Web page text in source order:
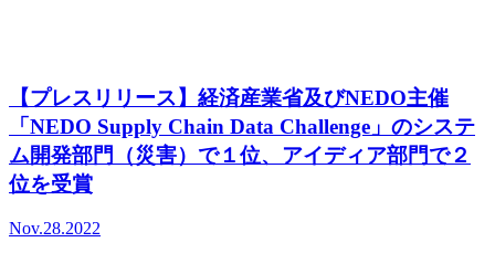
【プレスリリース】経済産業省及びNEDO主催
「NEDO Supply Chain Data Challenge」のシステ
ム開発部門（災害）で１位、アイディア部門で２
位を受賞
Nov.28.2022